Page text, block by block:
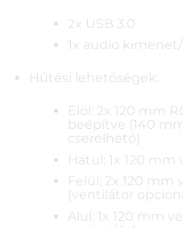
2x USB 3.0
1x audio
Hűtési lehetőségek:
Elöl: 2x 120 mm
beépítve (140
cserélhető)
Hátul: 1x 120
Felül: 2x 120 mm
(ventilátor
Alul: 1x 120 mm